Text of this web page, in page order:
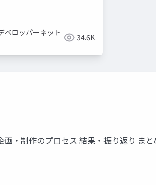
ベロッパーネット
34.6K
・制作のプロセス 結果・振り返り ま